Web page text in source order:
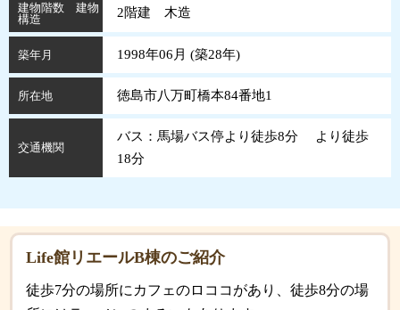
建物階数 建物
構造
2階建 木造
築年月 1998年06月 (築28年)
所在地 徳島市八万町橋本84番地1
交通機関
バス：馬場バス停より徒歩8分 より徒歩
18分
Life館リエールB棟のご紹介
徒歩7分の場所にカフェのロココがあり、徒歩8分の場